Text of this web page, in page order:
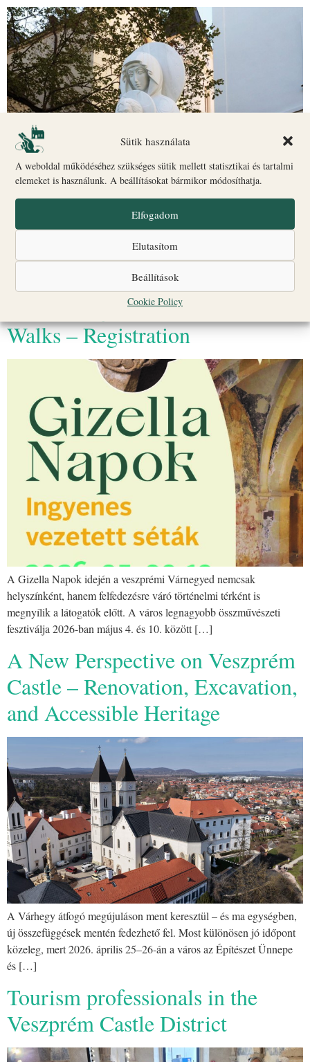
Sütik használata
A weboldal működéséhez szükséges sütik mellett statisztikai és tartalmi
elemeket is használunk. A beállításokat bármikor módosíthatja.
Elfogadom
Elutasítom
Beállítások
Cookie Policy
Június közepén a katolikus egyház Mária egyik legszemélyesebb
ünnepét tartja. A Boldogságos Szűz Mária Szeplőtelen Szívének
emléknapja nem egy történelmi eseményre emlékeztet, hanem olyan
belső értékekre irányítja a figyelmet, mint […]
Gizella Days Guided Castle
Walks – Registration
A Gizella Napok idején a veszprémi Várnegyed nemcsak
helyszínként, hanem felfedezésre váró történelmi térként is
megnyílik a látogatók előtt. A város legnagyobb összművészeti
fesztiválja 2026-ban május 4. és 10. között […]
A New Perspective on Veszprém
Castle – Renovation, Excavation,
and Accessible Heritage
A Várhegy átfogó megújuláson ment keresztül – és ma egységben,
új összefüggések mentén fedezhető fel. Most különösen jó időpont
közeleg, mert 2026. április 25–26-án a város az Építészet Ünnepe
és […]
Tourism professionals in the
Veszprém Castle District